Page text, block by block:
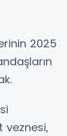
2025
veznesi,